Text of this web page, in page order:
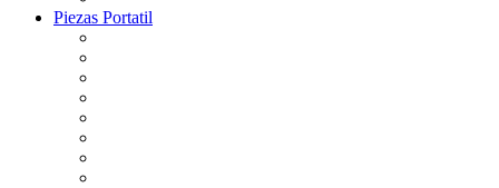
Piezas Portatil